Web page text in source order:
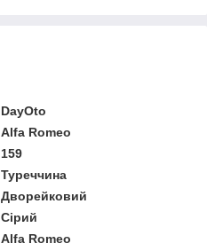
DayOto
Alfa Romeo
159
Туреччина
Дворейковий
Сірий
Alfa Romeo